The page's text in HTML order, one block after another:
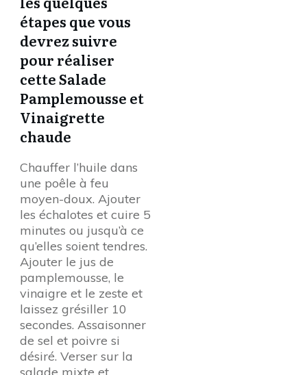
étapes que vous
devrez suivre
pour réaliser
cette Salade
Pamplemousse et
Vinaigrette
chaude
Chauffer l’huile dans
une poêle à feu
moyen-doux. Ajouter
les échalotes et cuire 5
minutes ou jusqu’à ce
qu’elles soient tendres.
Ajouter le jus de
pamplemousse, le
vinaigre et le zeste et
laissez grésiller 10
secondes. Assaisonner
de sel et poivre si
désiré. Verser sur la